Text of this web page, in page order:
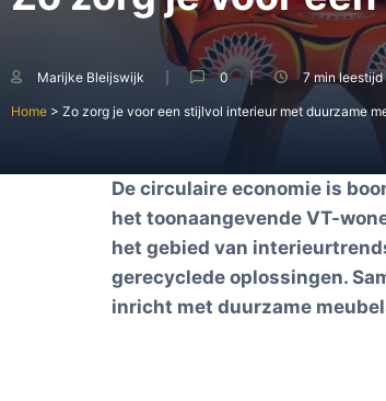
Marijke Bleijswijk 0 7 minleestijd
Home > Zo zorg je voor een stijlvol interieur met duurzame
De circulaire economie is
het toonaangevende VT-
het gebied van
gerecyclede oplossingen.
inricht met duurzame